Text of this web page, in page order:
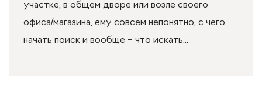
участке, в общем дворе или возле своего
офиса/магазина, ему совсем непонятно, с чего
начать поиск и вообще – что искать...